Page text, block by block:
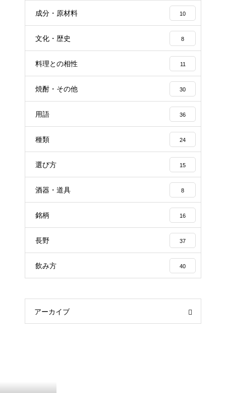
成分・原材料 10
文化・歴史 8
料理との相性 11
焼酎・その他 30
用語 36
種類 24
選び方 15
酒器・道具 8
銘柄 16
長野 37
飲み方 40
アーカイブ